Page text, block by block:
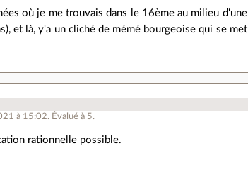
où je me trouvais dans le 16ème au milieu d'une
et là, y'a un cliché de mémé bourgeoise qui se met
à 15:02. Évalué à 5.
rationnelle possible.